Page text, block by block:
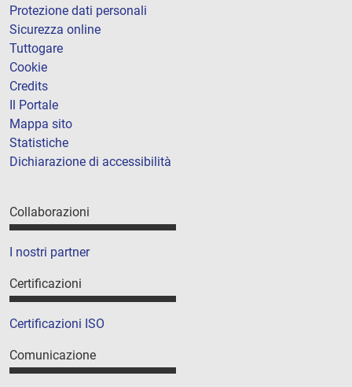
Protezione dati personali
Sicurezza online
Tuttogare
Cookie
Credits
Il Portale
Mappa sito
Statistiche
Dichiarazione di accessibilità
Collaborazioni
I nostri partner
Certificazioni
Certificazioni ISO
Comunicazione